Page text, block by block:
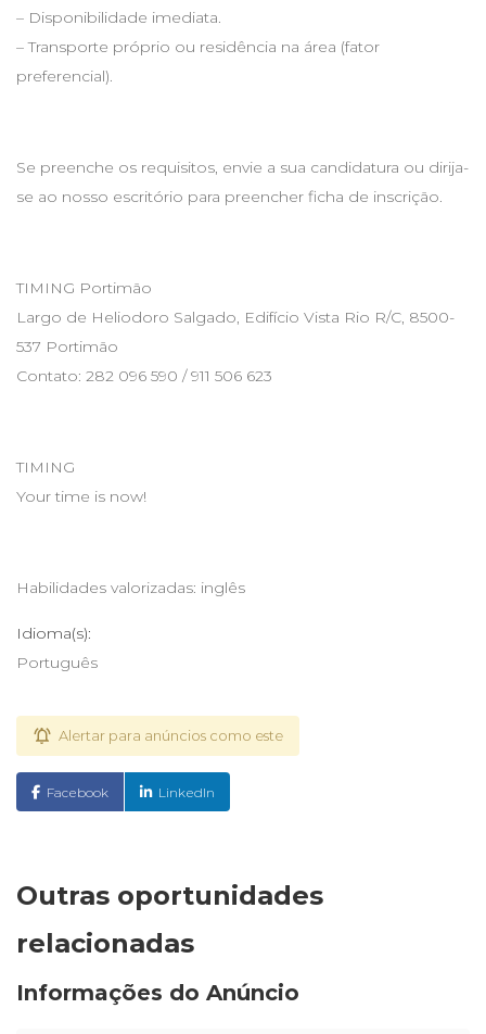
– Disponibilidade imediata.
– Transporte próprio ou residência na área (fator
preferencial).
Se preenche os requisitos, envie a sua candidatura ou dirija-
se ao nosso escritório para preencher ficha de inscrição.
TIMING Portimão
Largo de Heliodoro Salgado, Edifício Vista Rio R/C, 8500-
537 Portimão
Contato: 282 096 590 / 911 506 623
TIMING
Your time is now!
Habilidades valorizadas: inglês
Idioma(s):
Português
Alertar para anúncios como este
Facebook LinkedIn
Outras oportunidades
relacionadas
Informações do Anúncio